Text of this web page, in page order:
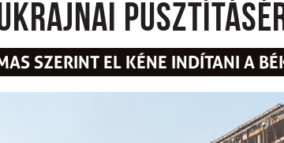
SZERINT EL KÉNE INDÍTANI A